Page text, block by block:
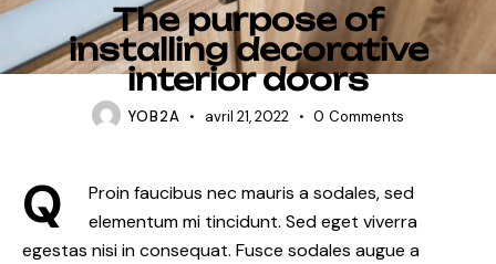
The purpose of
installing decorative
interior doors
YOB2A avril 21, 2022 0 Comments
Q
Proin faucibus nec mauris a sodales, sed
elementum mi tincidunt. Sed eget viverra
egestas nisi in consequat. Fusce sodales augue a